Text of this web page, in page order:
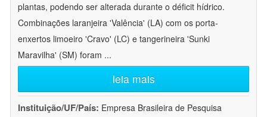
plantas, podendo ser alterada durante o déficit hídrico.
Combinações laranjeira 'Valência' (LA) com os porta-
enxertos limoeiro 'Cravo' (LC) e tangerineira 'Sunki
Maravilha' (SM) foram ...
leia mais
Instituição/UF/País: Empresa Brasileira de Pesquisa